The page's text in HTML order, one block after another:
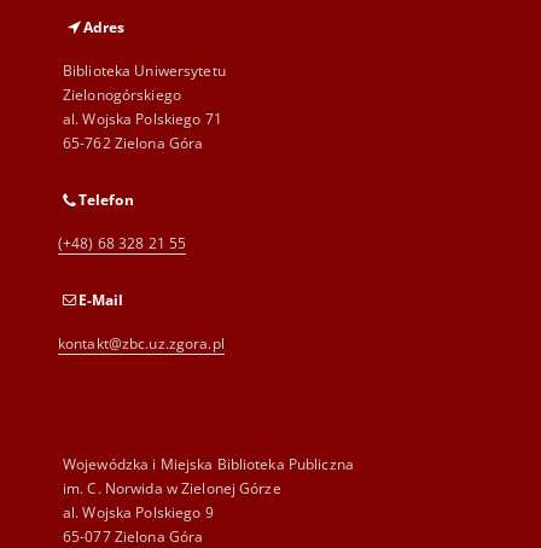
Adres
Biblioteka Uniwersytetu
Zielonogórskiego
al. Wojska Polskiego 71
65-762 Zielona Góra
Telefon
(+48) 68 328 21 55
E-Mail
kontakt@zbc.uz.zgora.pl
Wojewódzka i Miejska Biblioteka Publiczna
im. C. Norwida w Zielonej Górze
al. Wojska Polskiego 9
65-077 Zielona Góra